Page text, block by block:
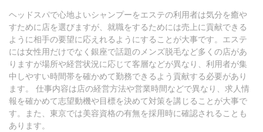
ヘッドスパで心地よいシャンプーをエステの利用者は気分を癒や
すために店を選びますが、就職をするためには売上に貢献できる
ように相手の要望に応えれるようにすることが大事です。エステ
には女性用だけでなく銀座で話題のメンズ脱毛など多くの店があ
りますが場所や経営状況に応じて客層などが異なり、利用者が集
中しやすい時間帯を確かめて勤務できるよう貢献する必要があり
ます。 仕事内容は店の経営方法や営業時間などで異なり、求人情
報を確かめて志望動機や目標を決めて対策を講じることが大事で
す。また、東京では美容資格の有無を採用時に確認されることも
あります。